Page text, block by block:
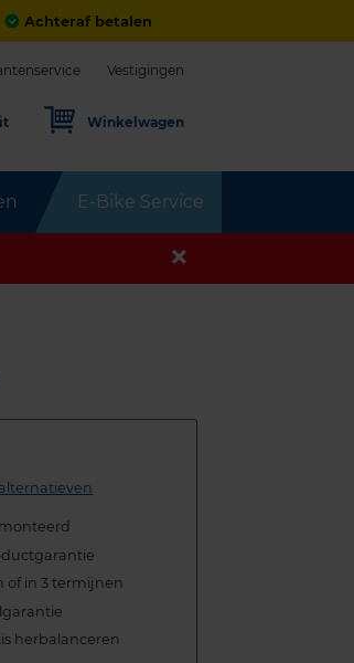
Achteraf betalen
E-Bike Service
Vestigingen
Winkelwagen
of in 3 termijnen
herbalanceren